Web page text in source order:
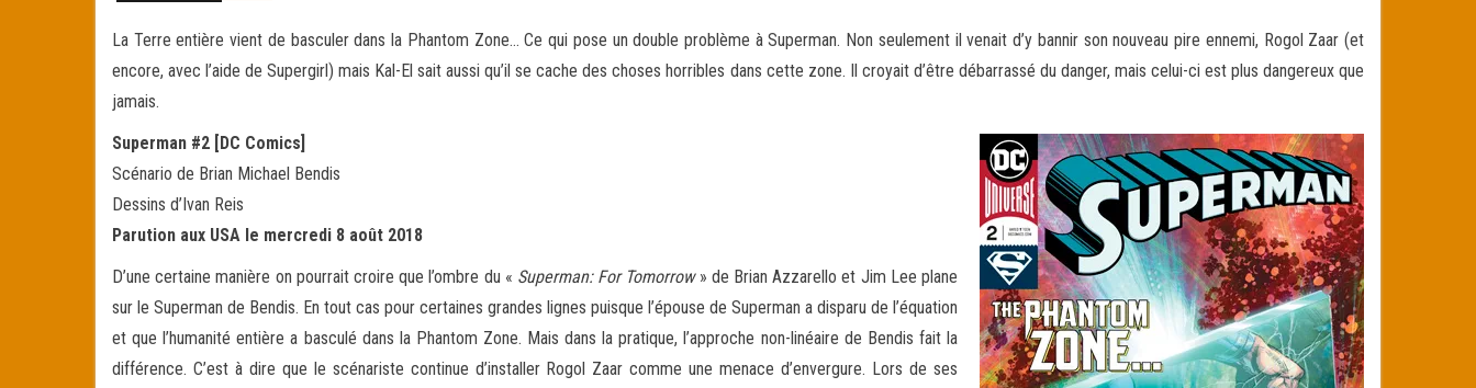
La Terre entière vient de basculer dans la Phantom Zone… Ce qui pose un double problème à Superman. Non seulement il venait d’y bannir son nouveau pire ennemi, Rogol Zaar (et
encore, avec l’aide de Supergirl) mais Kal-El sait aussi qu’il se cache des choses horribles dans cette zone. Il croyait d’être débarrassé du danger, mais celui-ci est plus dangereux que
jamais.
Superman #2 [DC Comics]
Scénario de Brian Michael Bendis
Dessins d’Ivan Reis
Parution aux USA le mercredi 8 août 2018
D’une certaine manière on pourrait croire que l’ombre du « Superman: For Tomorrow» de Brian Azzarello et Jim Lee plane
sur le Superman de Bendis. En tout cas pour certaines grandes lignes puisque l’épouse de Superman a disparu de l’équation
et que l’humanité entière a basculé dans la Phantom Zone. Mais dans la pratique, l’approche non-linéaire de Bendis fait la
différence. C’est à dire que le scénariste continue d’installer Rogol Zaar comme une menace d’envergure. Lors de ses